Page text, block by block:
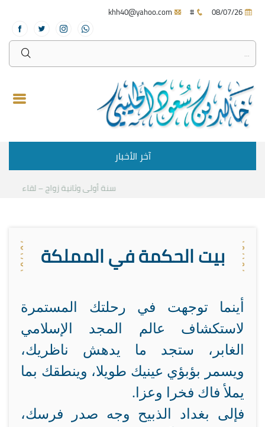
#
آخر الأخبار
سنة أولى وثانية زواج – لقاء مع
بيت الحكمة في المملكة
أينما توجهت في رحلتك المستمرة
لاستكشاف عالم المجد الإسلامي
الغابر، ستجد ما يدهش ناظريك،
ويسمر بؤبؤي عينيك طويلا، وينطقك بما
يملأ فاك فخرا وعزا.
فإلى بغداد الذبيح وجه صدر فرسك،